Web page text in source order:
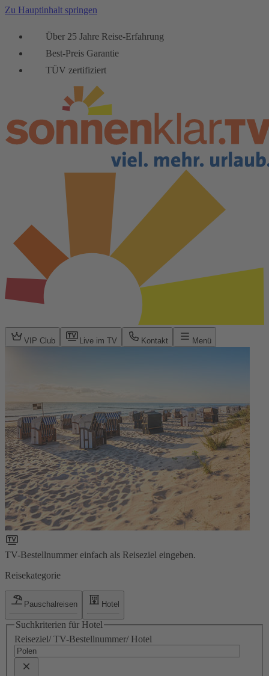
Zu Hauptinhalt springen
Über 25 Jahre Reise-Erfahrung
Best-Preis Garantie
TÜV zertifiziert
VIP Club Live im TV Kontakt Menü
TV-Bestellnummer einfach als Reiseziel eingeben.
Reisekategorie
Pauschalreisen Hotel
Suchkriterien für Hotel
Reiseziel/ TV-Bestellnummer/ Hotel